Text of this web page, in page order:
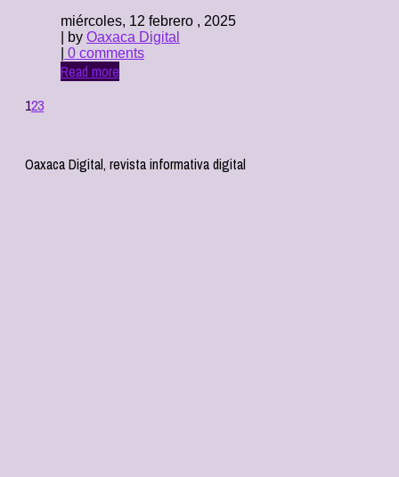
miércoles, 12 febrero , 2025
| by Oaxaca Digital
0 comments
Read more
123
Oaxaca Digital, revista informativa digital